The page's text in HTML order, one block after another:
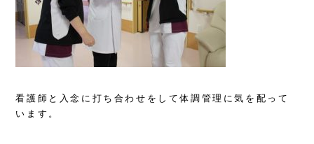
看護師と入念に打ち合わせをして体調管理に気を配って
います。